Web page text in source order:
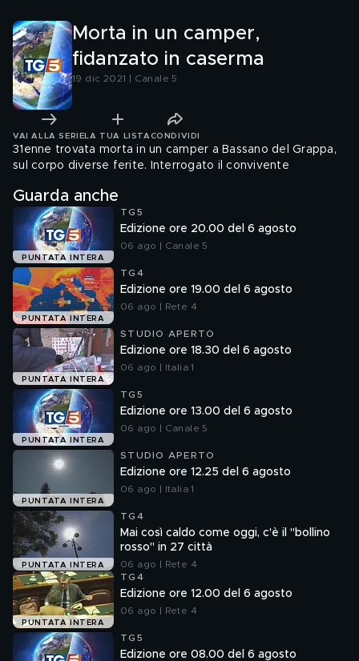
Morta in un camper,
fidanzato in caserma
19 dic 2021 | Canale 5
VAI ALLA SERIE LA TUA LISTA CONDIVIDI
31enne trovata morta in un camper a Bassano del Grappa,
sul corpo diverse ferite. Interrogato il convivente
Guarda anche
PUNTATA INTERA
TG5
Edizione ore 20.00 del 6 agosto
06 ago | Canale 5
PUNTATA INTERA
TG4
Edizione ore 19.00 del 6 agosto
06 ago | Rete 4
PUNTATA INTERA
STUDIO APERTO
Edizione ore 18.30 del 6 agosto
06 ago | Italia 1
PUNTATA INTERA
TG5
Edizione ore 13.00 del 6 agosto
06 ago | Canale 5
PUNTATA INTERA
STUDIO APERTO
Edizione ore 12.25 del 6 agosto
06 ago | Italia 1
PUNTATA INTERA
TG4
Mai così caldo come oggi, c'è il "bollino
rosso" in 27 città
06 ago | Rete 4
PUNTATA INTERA
TG4
Edizione ore 12.00 del 6 agosto
06 ago | Rete 4
TG5
Edizione ore 08.00 del 6 agosto